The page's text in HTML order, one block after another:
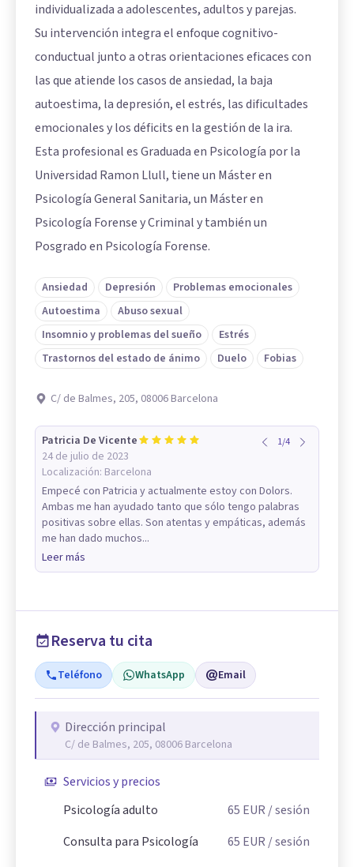
individualizada a adolescentes, adultos y parejas.
Su intervención integra el enfoque cognitivo-
conductual junto a otras orientaciones eficaces con
las que atiende los casos de ansiedad, la baja
autoestima, la depresión, el estrés, las dificultades
emocionales y los déficits en la gestión de la ira.
Esta profesional es Graduada en Psicología por la
Universidad Ramon Llull, tiene un Máster en
Psicología General Sanitaria, un Máster en
Psicología Forense y Criminal y también un
Posgrado en Psicología Forense.
Ansiedad Depresión
Problemas emocionales
Autoestima
Abuso sexual
Insomnio y problemas del sueño
Estrés
Trastornos del estado de ánimo
Duelo Fobias
C/ de Balmes, 205, 08006 Barcelona
Patricia De Vicente
24 de julio de 2023
Localización: Barcelona
1/4
Empecé con Patricia y actualmente estoy con Dolors.
Ambas me han ayudado tanto que sólo tengo palabras
positivas sobre ellas. Son atentas y empáticas, además
me han dado muchos...
Leer más
Reserva tu cita
Teléfono WhatsApp Email
Dirección principal
C/ de Balmes, 205, 08006 Barcelona
Servicios y precios
Psicología adulto
65 EUR / sesión
Consulta para Psicología
65 EUR / sesión